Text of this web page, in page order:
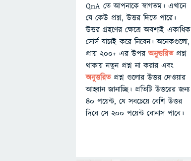
QnA তে আপনাকে স্বাগতম। এখানে
যে কেউ প্রশ্ন, উত্তর দিতে পারে।
উত্তর গ্রহণের ক্ষেত্রে অবশ্যই একাধিক
সোর্স যাচাই করে নিবেন। অনেকগুলো,
প্রায় ২০০+ এর উপরঅনুত্তরিতপ্রশ্ন
থাকায় নতুন প্রশ্ন না করার এবং
অনুত্তরিত প্রশ্ন গুলোর উত্তর দেওয়ার
আহ্বান জানাচ্ছি। প্রতিটি উত্তরের জন্য
৪০ পয়েন্ট, যে সবচেয়ে বেশি উত্তর
দিবে সে ২০০ পয়েন্ট বোনাস পাবে।